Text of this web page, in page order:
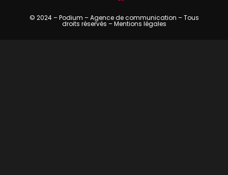
© 2024 – Podium – Agence de communication – Tous
droits réservés –Mentions légales